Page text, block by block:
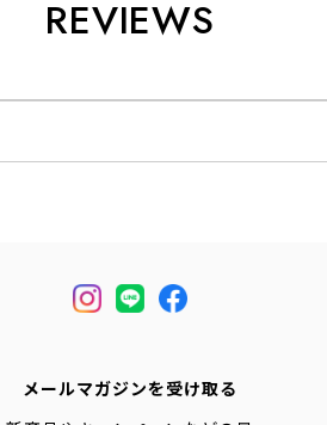
REVIEWS
メールマガジンを受け取る